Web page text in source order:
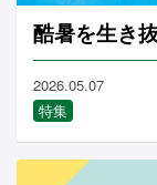
酷暑を生き
2026.05.07
特集